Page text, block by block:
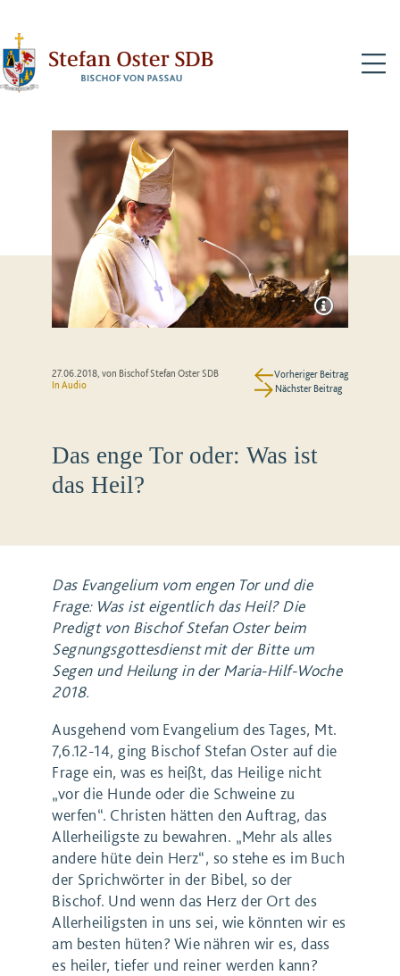
27.06.2018, von Bischof Stefan Oster SDB
In Audio
Vorheriger Beitrag
Nächster Beitrag
Das enge Tor oder: Was ist
das Heil?
Das Evangelium vom engen Tor und die
Frage: Was ist eigentlich das Heil? Die
Predigt von Bischof Stefan Oster beim
Segnungsgottesdienst mit der Bitte um
Segen und Heilung in der Maria-Hilf-Woche
2018.
Ausgehend vom Evangelium des Tages, Mt.
7,6.12-14, ging Bischof Stefan Oster auf die
Frage ein, was es heißt, das Heilige nicht
„vor die Hunde oder die Schweine zu
werfen“. Christen hätten den Auftrag, das
Allerheiligste zu bewahren. „Mehr als alles
andere hüte dein Herz“, so stehe es im Buch
der Sprichwörter in der Bibel, so der
Bischof. Und wenn das Herz der Ort des
Allerheiligsten in uns sei, wie könnten wir es
am besten hüten? Wie nähren wir es, dass
es heiler, tiefer und reiner werden kann?